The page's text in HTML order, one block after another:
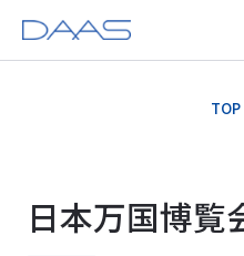
TOP
日本万国博覧